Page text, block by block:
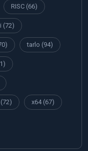
RISC (66)
(72)
tarlo (94)
(72) x64(67)